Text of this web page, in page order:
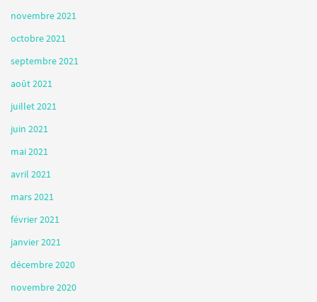
novembre 2021
octobre 2021
septembre 2021
août 2021
juillet 2021
juin 2021
mai 2021
avril 2021
mars 2021
février 2021
janvier 2021
décembre 2020
novembre 2020